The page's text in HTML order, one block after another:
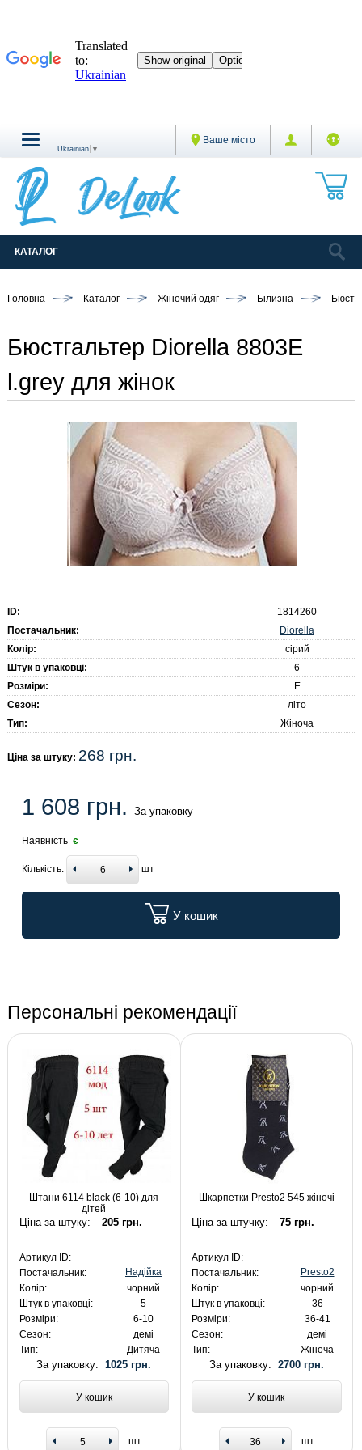
Ваше місто
Ukrainian ▼
КАТАЛОГ
Головна Каталог Жіночий одяг Білизна
Бюстгальтер Diorella 8803E
l.grey для жінок
ID:
1814260
Постачальник:
Diorella
Колір:
сірий
Штук в упаковці:
6
Розміри:
E
Сезон:
літо
Тип:
Жіноча
Ціна за штуку: 268 грн.
1 608 грн. За упаковку
Наявність є
Кількість: шт
У кошик
Персональні рекомендації
Штани 6114 black (6-10) для
дітей
Ціна за штуку: 205 грн.
Артикул ID:
Постачальник:
Надійка
Колір:
чорний
Штук в упаковці:
5
Розміри:
6-10
Сезон:
демі
Тип:
Дитяча
За упаковку:1025 грн.
У кошик
шт
Шкарпетки Presto2 545 жіночі
Ціна за штучку: 75 грн.
Артикул ID:
Постачальник:
Presto2
Колір:
чорний
Штук в упаковці:
36
Розміри:
36-41
Сезон:
демі
Тип:
Жіноча
За упаковку: 2700 грн.
У кошик
шт